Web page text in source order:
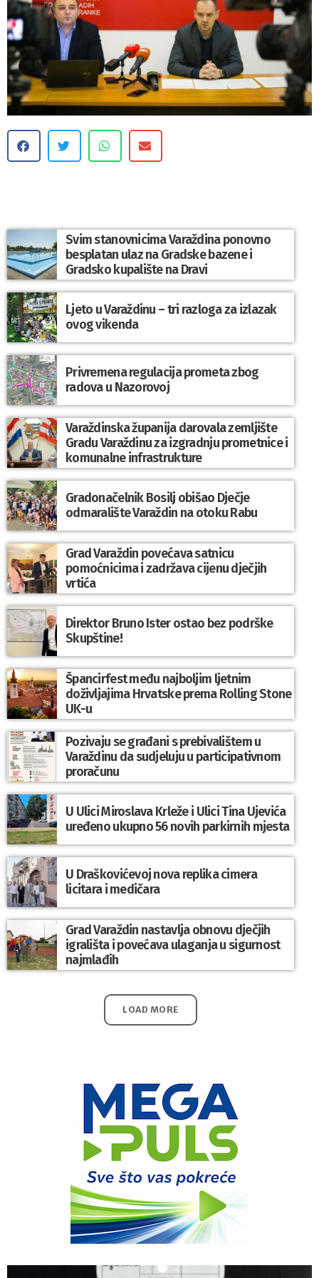
Svim stanovnicima Varaždina ponovno
besplatan ulaz na Gradske bazene i
Gradsko kupalište na Dravi
Ljeto u Varaždinu – tri razloga za izlazak
ovog vikenda
Privremena regulacija prometa zbog
radova u Nazorovoj
Varaždinska županija darovala zemljište
Gradu Varaždinu za izgradnju prometnice i
komunalne infrastrukture
Gradonačelnik Bosilj obišao Dječje
odmaralište Varaždin na otoku Rabu
Grad Varaždin povećava satnicu
pomoćnicima i zadržava cijenu dječjih
vrtića
Direktor Bruno Ister ostao bez podrške
Skupštine!
Špancirfest među najboljim ljetnim
doživljajima Hrvatske prema Rolling Stone
UK-u
Pozivaju se građani s prebivalištem u
Varaždinu da sudjeluju u participativnom
proračunu
U Ulici Miroslava Krleže i Ulici Tina Ujevića
uređeno ukupno 56 novih parkirnih mjesta
U Draškovićevoj nova replika cimera
licitara i medičara
Grad Varaždin nastavlja obnovu dječjih
igrališta i povećava ulaganja u sigurnost
najmlađih
LOAD MORE